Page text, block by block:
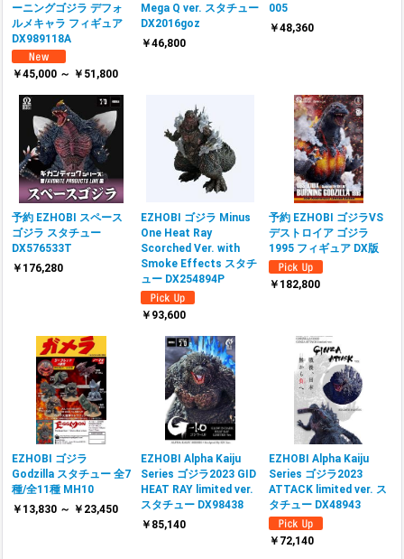
ーニングゴジラ デフォ
ルメキャラ フィギュア
DX989118A
￥45,000 ～ ￥51,800
Mega Q ver. スタチュー
DX2016goz
￥46,800
005
￥48,360
予約 EZHOBI スペース
ゴジラ スタチュー
DX576533T
￥176,280
EZHOBI ゴジラ Minus
One Heat Ray
Scorched Ver. with
Smoke Effects スタチ
ュー DX254894P
￥93,600
予約 EZHOBI ゴジラVS
デストロイア ゴジラ
1995 フィギュア DX版
￥182,800
EZHOBI ゴジラ
Godzilla スタチュー 全7
種/全11種 MH10
￥13,830 ～ ￥23,450
EZHOBI Alpha Kaiju
Series ゴジラ2023 GID
HEAT RAY limited ver.
スタチュー DX98438
￥85,140
EZHOBI Alpha Kaiju
Series ゴジラ2023
ATTACK limited ver. ス
タチュー DX48943
￥72,140